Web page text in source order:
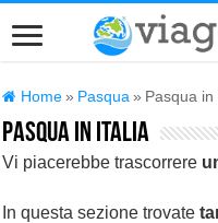
Home » Pasqua » Pasqua in
Pasqua in Italia
Vi piacerebbe trascorrere
In questa sezione trovate